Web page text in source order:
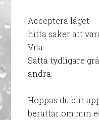
Acceptera läget
hitta saker att
Vila
Sätta tydligare
andra.
Hoppas du blir
berättar om min